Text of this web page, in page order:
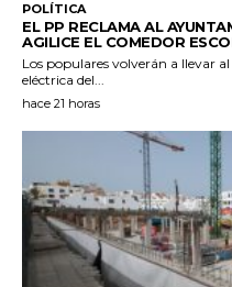
POLÍTICA
EL PP RECLAMA AL
AGILICE EL COMEDOR
Los populares volverán a llevar
eléctrica del...
hace 21 horas